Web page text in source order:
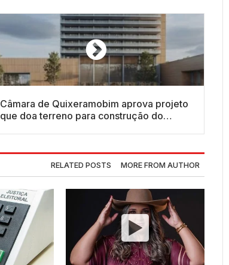
Câmara de Quixeramobim aprova projeto
que doa terreno para construção do
RELATED POSTS MORE FROM AUTHOR